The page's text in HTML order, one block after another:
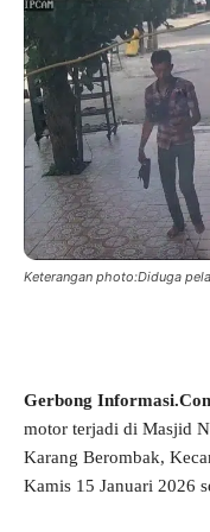
Keterangan photo:Diduga
Gerbong
motor terjadi di Masjid
Karang Berombak,
Kamis 15 Januari 2026